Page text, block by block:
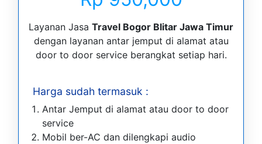
Layanan Jasa Travel Bogor Blitar Jawa Timur
dengan layanan antar jemput di alamat atau
door to door service berangkat setiap hari.
Harga sudah termasuk :
Antar Jemput di alamat atau door to door
service
Mobil ber-AC dan dilengkapi audio